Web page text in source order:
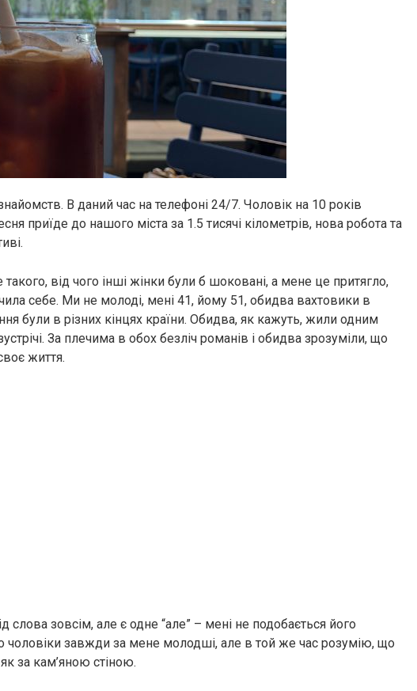
В даний час на телефоні 24/7. Чоловік на 10 років
приїде до нашого міста за 1.5 тисячі кілометрів, нова робота та
такого, від чого інші жінки були б шоковані, а мене це притягло,
себе. Ми не молоді, мені 41, йому 51, обидва вахтовики в
були в різних кінцях країни. Обидва, як кажуть, жили одним
За плечима в обох безліч романів і обидва зрозуміли, що
життя.
зовсім, але є одне “але” – мені не подобається його
чоловіки завжди за мене молодші, але в той же час розумію, що
за кам’яною стіною.